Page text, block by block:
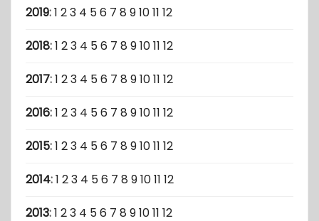
2019:1 23 4 56 7 8 91011 12
2018:1 23 4 56 7 8 91011 12
2017:1 23 4 56 7 8 91011 12
2016:1 23 4 56 7 8 91011 12
2015:1 23 4 56 7 8 91011 12
2014:1 23 4 56 7 8 91011 12
2013:1 23 4 56 7 8 91011 12